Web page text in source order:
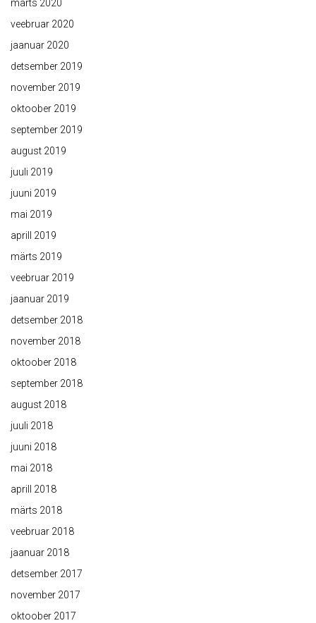
märts 2020
veebruar 2020
jaanuar 2020
detsember 2019
november 2019
oktoober 2019
september 2019
august 2019
juuli 2019
juuni 2019
mai 2019
aprill 2019
märts 2019
veebruar 2019
jaanuar 2019
detsember 2018
november 2018
oktoober 2018
september 2018
august 2018
juuli 2018
juuni 2018
mai 2018
aprill 2018
märts 2018
veebruar 2018
jaanuar 2018
detsember 2017
november 2017
oktoober 2017